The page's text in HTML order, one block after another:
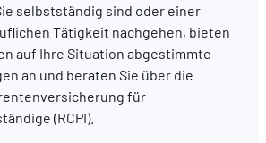
selbstständig sind oder einer
Tätigkeit nachgehen, bieten
auf Ihre Situation abgestimmte
an und beraten Sie über die
für
(RCPI).